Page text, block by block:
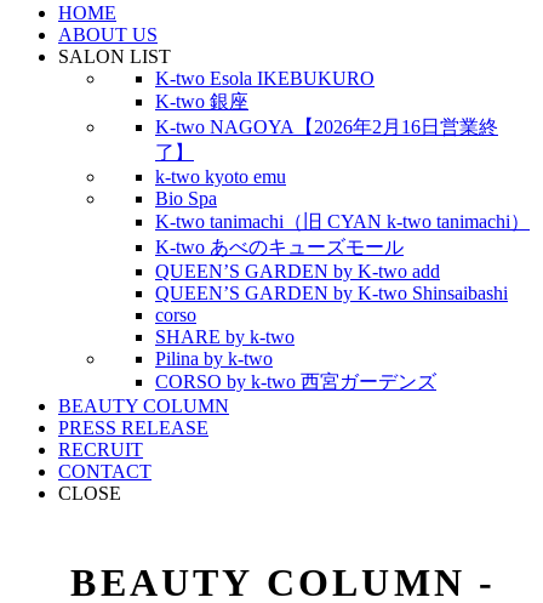
HOME
ABOUT US
SALON LIST
K-two Esola IKEBUKURO
K-two 銀座
K-two NAGOYA【2026年2月16日営業終
了】
k-two kyoto emu
Bio Spa
K-two tanimachi（旧 CYAN k-two tanimachi）
K-two あべのキューズモール
QUEEN’S GARDEN by K-two add
QUEEN’S GARDEN by K-two Shinsaibashi
corso
SHARE by k-two
Pilina by k-two
CORSO by k-two 西宮ガーデンズ
BEAUTY COLUMN
PRESS RELEASE
RECRUIT
CONTACT
CLOSE
BEAUTY COLUMN -